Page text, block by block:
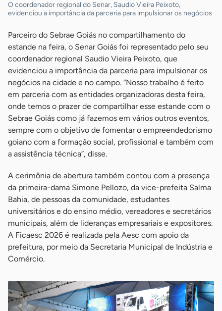
O coordenador regional do Senar, Saudio Vieira Peixoto,
evidenciou a importância da parceria para impulsionar os negócios
Parceiro do Sebrae Goiás no compartilhamento do
estande na feira, o Senar Goiás foi representado pelo seu
coordenador regional Saudio Vieira Peixoto, que
evidenciou a importância da parceria para impulsionar os
negócios na cidade e no campo. “Nosso trabalho é feito
em parceria com as entidades organizadoras desta feira,
onde temos o prazer de compartilhar esse estande com o
Sebrae Goiás como já fazemos em vários outros eventos,
sempre com o objetivo de fomentar o empreendedorismo
goiano com a formação social, profissional e também com
a assistência técnica”, disse.
A cerimônia de abertura também contou com a presença
da primeira-dama Simone Pellozo, da vice-prefeita Salma
Bahia, de pessoas da comunidade, estudantes
universitários e do ensino médio, vereadores e secretários
municipais, além de lideranças empresariais e expositores.
A Ficaesc 2026 é realizada pela Aesc com apoio da
prefeitura, por meio da Secretaria Municipal de Indústria e
Comércio.